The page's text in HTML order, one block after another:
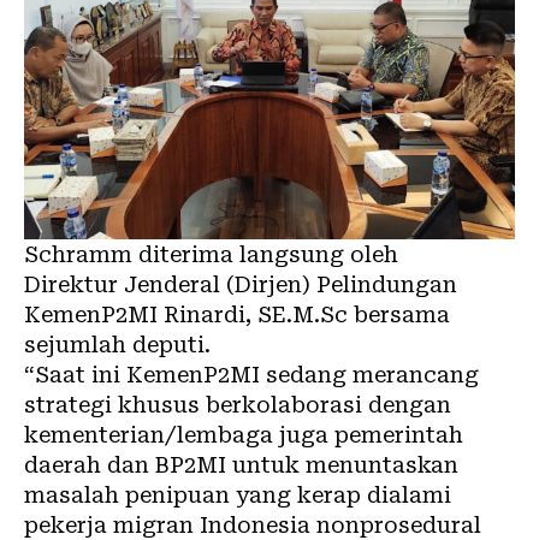
Schramm diterima langsung oleh
Direktur Jenderal (Dirjen) Pelindungan
KemenP2MI Rinardi, SE.M.Sc bersama
sejumlah deputi.
“Saat ini KemenP2MI sedang merancang
strategi khusus berkolaborasi dengan
kementerian/lembaga juga pemerintah
daerah dan BP2MI untuk menuntaskan
masalah penipuan yang kerap dialami
pekerja migran Indonesia nonprosedural